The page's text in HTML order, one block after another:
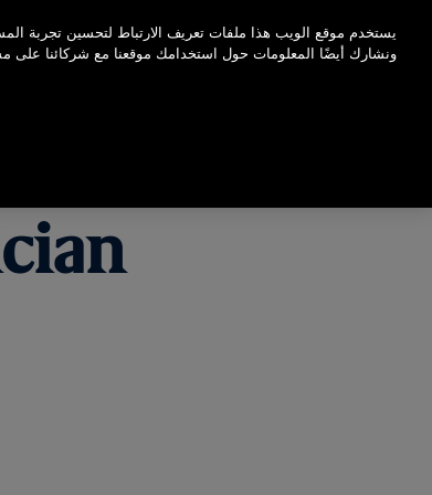
يستخدم موقع الويب هذا ملفات تعريف الارتباط لتحسين تجربة
ونشارك أيضًا المعلومات حول استخدامك موقعنا مع شركائنا على